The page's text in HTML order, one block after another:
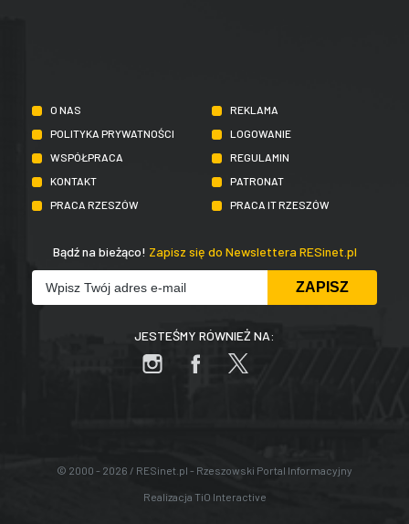
O NAS
REKLAMA
POLITYKA PRYWATNOŚCI
LOGOWANIE
WSPÓŁPRACA
REGULAMIN
KONTAKT
PATRONAT
PRACA RZESZÓW
PRACA IT RZESZÓW
Bądź na bieżąco! Zapisz się do Newslettera RESinet.pl
JESTEŚMY RÓWNIEŻ NA:
© 2000 - 2026 / RESinet.pl - Rzeszowski Portal Informacyjny
Realizacja TiO Interactive